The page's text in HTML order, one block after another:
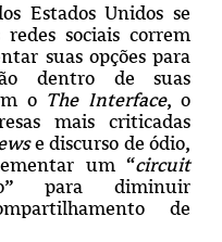
Estados Unidos se
sociais correm
suas opções para
dentro de suas
o The Interface, o
mais criticadas
e discurso de ódio,
um “circuit
para diminuir
de